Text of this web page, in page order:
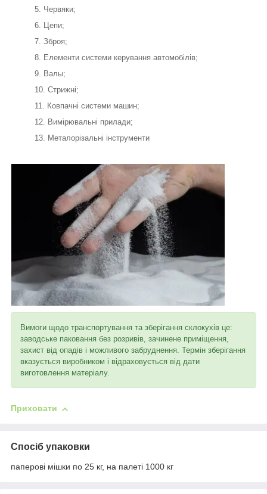
Червяки;
Цепи;
Зброя;
Елементи системи керування автомобілів;
Валы;
Стрижні;
Ковпачні системи машин;
Вимірювальні прилади;
Металорізальні інструменти
Вимоги щодо транспортування та зберігання склокухів це:
заводське паковання без розривів, зачинене приміщення,
захист від опадів і можливого забруднення. Термін зберігання
вказується виробником і відраховується від дати
виготовлення матеріалу.
Приховати
Спосіб упаковки
паперові мішки по 25 кг, на палеті 1000 кг